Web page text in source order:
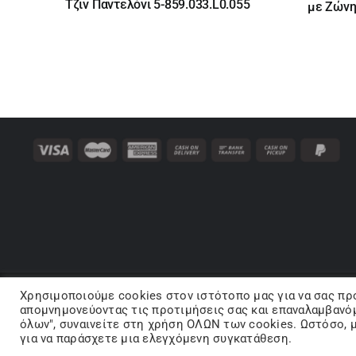
Τζιν Παντελόνι 5-859.033.L0.055
με
Χρησιμοποιούμε cookies στον ιστότοπo μας για να σας
απομνημονεύοντας τις προτιμήσεις σας και
όλων", συναινείτε στη χρήση ΟΛΩΝ των cookies. Ωστόσο,
για να παράσχετε μια ελεγχόμενη συγκατάθεση.